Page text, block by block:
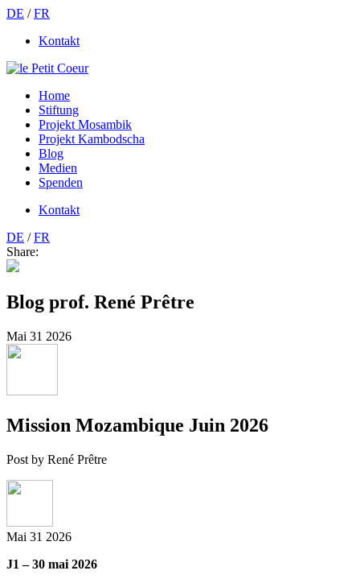
DE /FR
Kontakt
Home
Stiftung
Projekt Mosambik
Projekt Kambodscha
Blog
Medien
Spenden
Kontakt
DE /FR
Share:
Blog prof. René Prêtre
Mai 31 2026
Mission Mozambique Juin 2026
Post by René Prêtre
Mai 31 2026
J1 – 30 mai 2026